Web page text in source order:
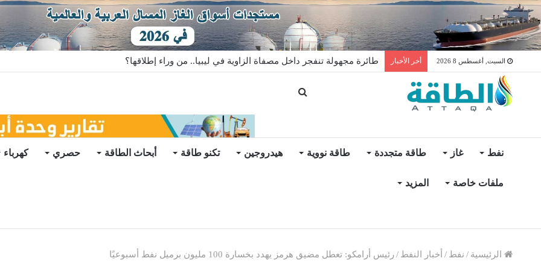
السبت, أغسطس 8 2026 أخر الأخبار واردات الجزائر من الألواح الشمسية الصينية تهبط 46%
نفط غاز طاقة متجددة طاقة نووية هيدروجين تكنو طاقة أبحاث الطاقة حصري كهرباء
ملفات خاصة المزيد
الرئيسية / نفط / أخبار النفط /رئيس أرامكو: تعطل مضيق هرمز يهدد بخسارة 100 مليون برميل نفط أسبوعيًا